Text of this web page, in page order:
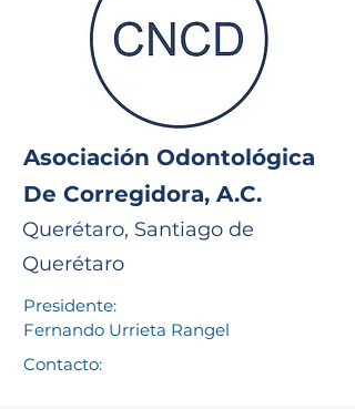
Asociación Odontológica
De Corregidora, A.C.
Querétaro, Santiago de
Querétaro
Presidente:
Fernando Urrieta Rangel
Contacto: